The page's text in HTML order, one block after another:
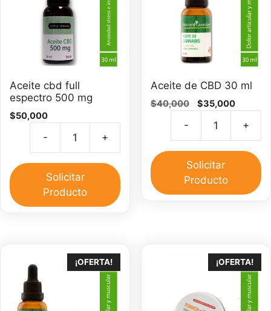
Aceite cbd full
espectro 500 mg
$50,000
-
full
espectro
+
Solicitar
Producto
Aceite de CBD 30 ml
$40,000
El
original
era:
$40,000.
$35,000El
actual
es:
- +
Solicitar
Producto
¡OFERTA! ¡OFERTA!